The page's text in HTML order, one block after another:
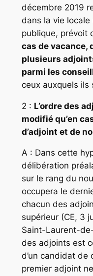
décembre 2019
dans la vie locale
publique, prévoit
cas de vacance,
plusieurs
parmi les
ceux auxquels ils
2 : L’ordre des
modifié qu’en
d’adjoint et de
A : Dans cette
délibération
sur le rang du
occupera le
chacun des
supérieur (CE, 3
Saint-Laurent-
des adjoints est
d’un candidat de
premier adjoint